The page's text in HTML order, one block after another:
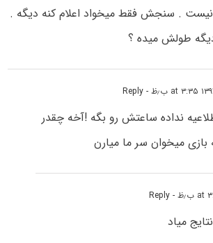
نیست . سنجش فقط میخواد اعلام کنه دیگه .
طولش میده ؟
- Reply
نداده ساعتش رو بگه !آخه چقدر
بازی میخوان سر ما میارن
- Reply